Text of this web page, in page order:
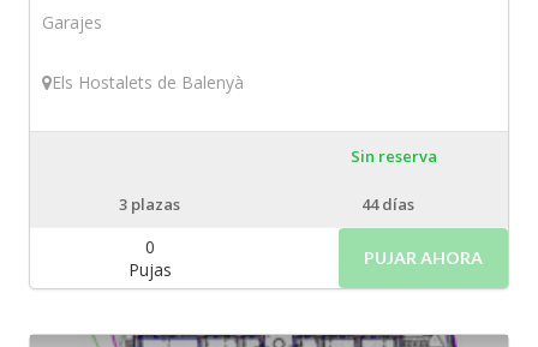
Garajes
Els Hostalets de Balenyà
Sin reserva
3 plazas 44 días
0
Pujas
PUJAR AHORA